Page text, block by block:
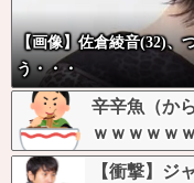
【画像】佐倉綾音(32)、
う・・・
辛辛魚（か
ｗｗｗｗｗ
【衝撃】ジ